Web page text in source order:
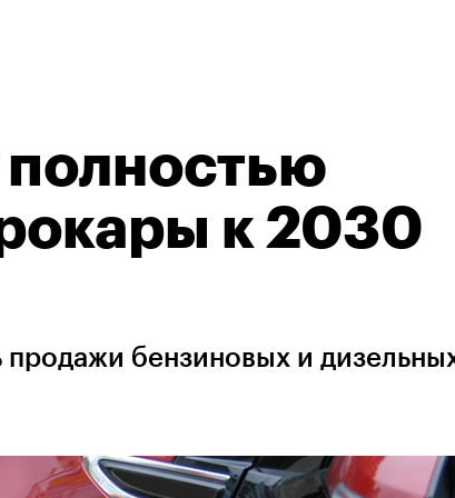
полностью
к 2030
продажи бензиновых и